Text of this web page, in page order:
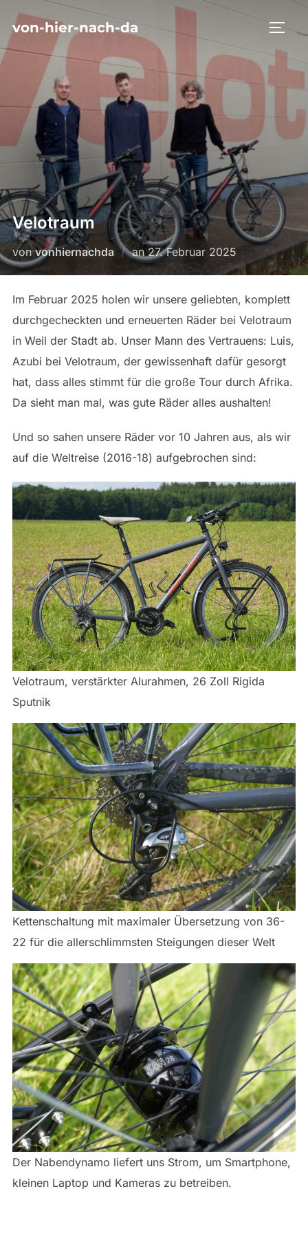
Inhalt
springen
von-hier-nach-da
Velotraum
vonvonhiernachda anVeröffentlicht
am
27. Februar 2025
Im Februar 2025 holen wir unsere geliebten, komplett
durchgecheckten und erneuerten Räder bei Velotraum
in Weil der Stadt ab. Unser Mann des Vertrauens: Luis,
Azubi bei Velotraum, der gewissenhaft dafür gesorgt
hat, dass alles stimmt für die große Tour durch Afrika.
Da sieht man mal, was gute Räder alles aushalten!
Und so sahen unsere Räder vor 10 Jahren aus, als wir
auf die Weltreise (2016-18) aufgebrochen sind:
Velotraum, verstärkter Alurahmen, 26 Zoll Rigida
Sputnik
Kettenschaltung mit maximaler Übersetzung von 36-
22 für die allerschlimmsten Steigungen dieser Welt
Der Nabendynamo liefert uns Strom, um Smartphone,
kleinen Laptop und Kameras zu betreiben.